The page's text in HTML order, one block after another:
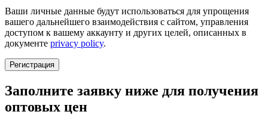
Ваши личные данные будут использоваться для упрощения
вашего дальнейшего взаимодействия с сайтом, управления
доступом к вашему аккаунту и других целей, описанных в
документе privacy policy.
Регистрация
Заполните заявку ниже для получения
оптовых цен